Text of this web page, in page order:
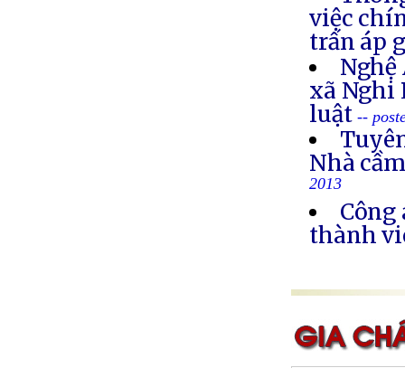
việc
trấn áp
Nghệ
xã Nghi
luật--
Nhà
2013
thành